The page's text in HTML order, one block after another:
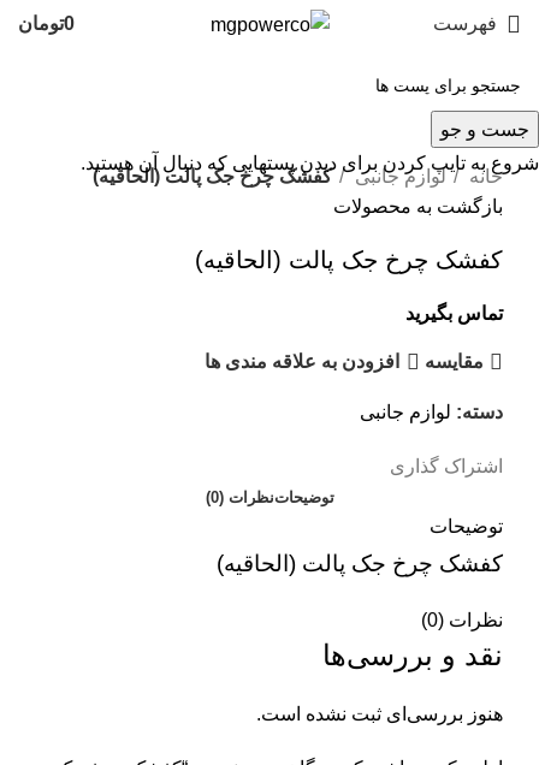
فهرست 0تومان
برای بزرگنمایی کلیک کنید
خانه
لوازم جانبی
کفشک چرخ جک پالت (الحاقیه)
بازگشت به محصولات
کفشک چرخ جک پالت (الحاقیه)
تماس بگیرید
مقایسه افزودن به علاقه مندی ها
دسته: لوازم جانبی
اشتراک گذاری
توضیحاتنظرات (0)
توضیحات
کفشک چرخ جک پالت (الحاقیه)
نظرات (0)
نقد و بررسی‌ها
هنوز بررسی‌ای ثبت نشده است.
جست و جو
شروع به تایپ کردن برای دیدن پستهایی که دنبال آن هستید.